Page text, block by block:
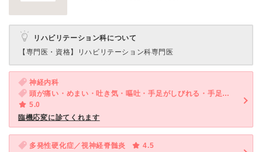
リハビリテーション科について
【専門医・資格】
リハビリテーション科専門医
神経内科
頭が痛い・めまい・吐き気・嘔吐・手足がしびれる・手足が麻痺する・気が滅入る・不安
5.0
臨機応変に診てくれます
多発性硬化症／視神経脊髄炎
4.5